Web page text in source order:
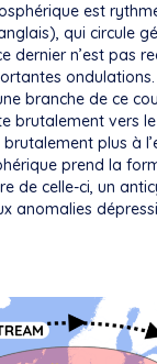
est
qui circule
dernier n’est pas
branche de ce
brutalement vers
plus à
prend la
de celle-ci, un
anomalies